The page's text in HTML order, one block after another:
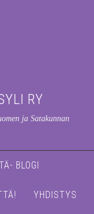
RY
ja Satakunnan
BLOGI
YHDISTYS